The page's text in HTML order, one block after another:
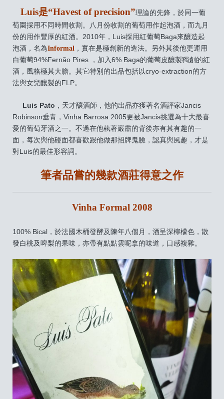
Luis是“Havest of precision”理論的先鋒，於同一葡
萄園採用不同時間收割。八月份收割的葡萄用作起泡酒，而九月
份的用作豐厚的紅酒。2010年，Luis採用紅葡萄Baga來釀造起
泡酒，名為Informal ，實在是極創新的造法。另外其後他更運用
白葡萄94%Fernão Pires ，加入6% Baga的葡萄皮釀製獨創的紅
酒，風格極其大膽。其它特別的出品包括以cryo-extraction的方
法與女兒釀製的FLP。
Luis Pato ，天才釀酒師，他的出品亦獲著名酒評家Jancis
Robinson垂青，Vinha Barrosa 2005更被Jancis挑選為十大最喜
愛的葡萄牙酒之一。不過在他執著嚴肅的背後亦有其有趣的一
面，每次與他碰面都喜歡跟他做那招牌鬼臉，認真與風趣，才是
對Luis的最佳形容詞。
筆者品嘗的幾款酒莊得意之作
Vinha Formal 2008
100% Bical，於法國木桶發酵及陳年八個月，酒呈深檸檬色，散
發白桃及啤梨的果味，亦帶有點點雲呢拿的味道，口感複雜。